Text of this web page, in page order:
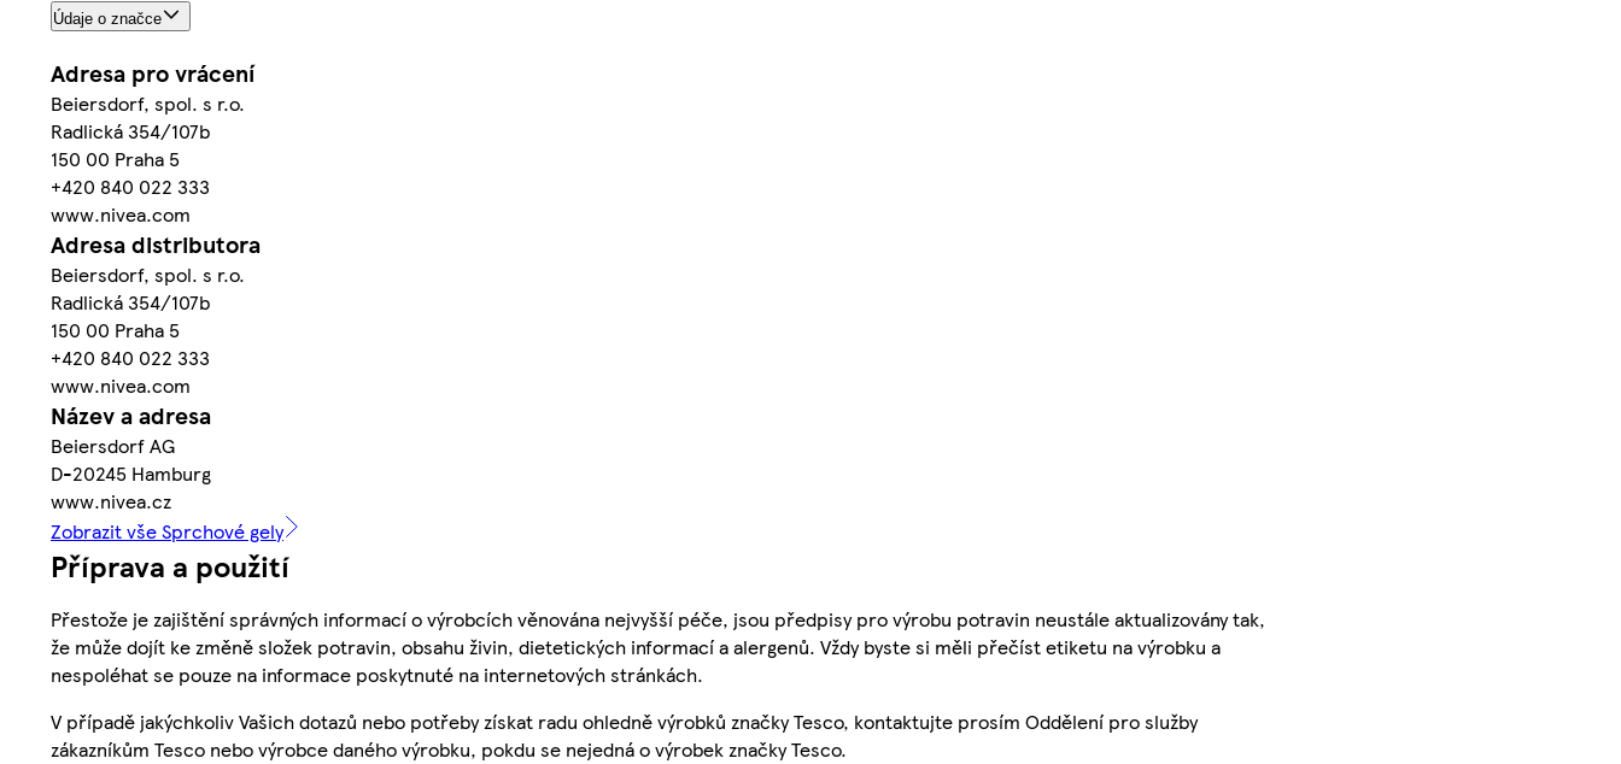
Údaje o značce
Adresa pro vrácení
Beiersdorf, spol. s r.o.
Radlická 354/107b
150 00 Praha 5
+420 840 022 333
www.nivea.com
Adresa distributora
Beiersdorf, spol. s r.o.
Radlická 354/107b
150 00 Praha 5
+420 840 022 333
www.nivea.com
Název a adresa
Beiersdorf AG
D-20245 Hamburg
www.nivea.cz
Zobrazit vše Sprchové gely
Příprava a použití
Přestože je zajištění správných informací o výrobcích věnována nejvyšší péče, jsou předpisy pro výrobu potravin neustále aktualizovány tak,
že může dojít ke změně složek potravin, obsahu živin, dietetických informací a alergenů. Vždy byste si měli přečíst etiketu na výrobku a
nespoléhat se pouze na informace poskytnuté na internetových stránkách.
V případě jakýchkoliv Vašich dotazů nebo potřeby získat radu ohledně výrobků značky Tesco, kontaktujte prosím Oddělení pro služby
zákazníkům Tesco nebo výrobce daného výrobku, pokdu se nejedná o výrobek značky Tesco.